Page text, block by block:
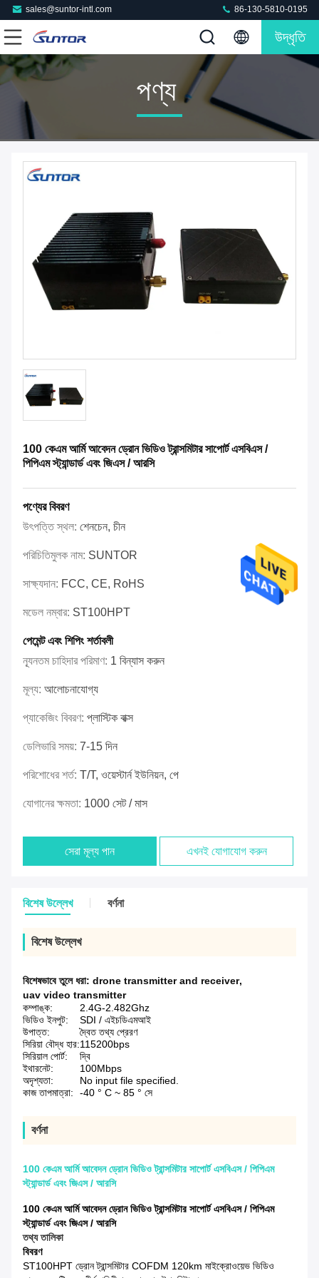
sales@suntor-intl.com 86-130-5810-0195
উদ্ধৃতি
পণ্য
100 কেএম আর্মি আবেদন ড্রোন ভিডিও ট্রান্সমিটার সাপোর্ট এসবিএস /
পিপিএম স্ট্যান্ডার্ড এবং জিএস / আরসি
পণ্যের বিবরণ
উৎপত্তি স্থল: শেনচেন, চীন
পরিচিতিমুলক নাম: SUNTOR
সাক্ষ্যদান: FCC, CE, RoHS
মডেল নম্বার: ST100HPT
পেমেন্ট এবং শিপিং শর্তাবলী
ন্যূনতম চাহিদার পরিমাণ: 1 বিন্যাস করুন
মূল্য: আলোচনাযোগ্য
প্যাকেজিং বিবরণ: প্লাস্টিক বাক্স
ডেলিভারি সময়: 7-15 দিন
পরিশোধের শর্ত: T/T, ওয়েস্টার্ন ইউনিয়ন, পে
যোগানের ক্ষমতা: 1000 সেট / মাস
সেরা মূল্য পান এখনই যোগাযোগ করুন
বিশেষ উল্লেখ বর্ণনা
বিশেষ উল্লেখ
বিশেষভাবে তুলে ধরা: drone transmitter and receiver,
uav video transmitter
কম্পাঙ্ক:
2.4G-2.482Ghz
ভিডিও ইনপুট:
SDI / এইচডিএমআই
উপাত্ত:
দ্বৈত তথ্য প্রেরণ
সিরিয়া বৌদ্ধ হার:115200bps
সিরিয়াল পোর্ট:
দ্বি
ইথারনেট:
100Mbps
অদৃশ্যতা:
No input file specified.
কাজ তাপমাত্রা:
-40 ° C ~ 85 ° সে
বর্ণনা
100 কেএম আর্মি আবেদন ড্রোন ভিডিও ট্রান্সমিটার সাপোর্ট এসবিএস / পিপিএম
স্ট্যান্ডার্ড এবং জিএস / আরসি
100 কেএম আর্মি আবেদন ড্রোন ভিডিও ট্রান্সমিটার সাপোর্ট এসবিএস / পিপিএম
স্ট্যান্ডার্ড এবং জিএস / আরসি
তথ্য তালিকা
বিবরণ
ST100HPT ড্রোন ট্রান্সমিটার COFDM 120km মাইক্রোওয়েভ ভিডিও